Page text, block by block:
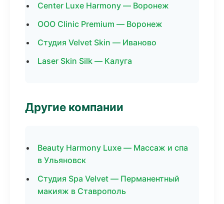
Center Luxe Harmony — Воронеж
ООО Clinic Premium — Воронеж
Студия Velvet Skin — Иваново
Laser Skin Silk — Калуга
Другие компании
Beauty Harmony Luxe — Массаж и спа
в Ульяновск
Студия Spa Velvet — Перманентный
макияж в Ставрополь